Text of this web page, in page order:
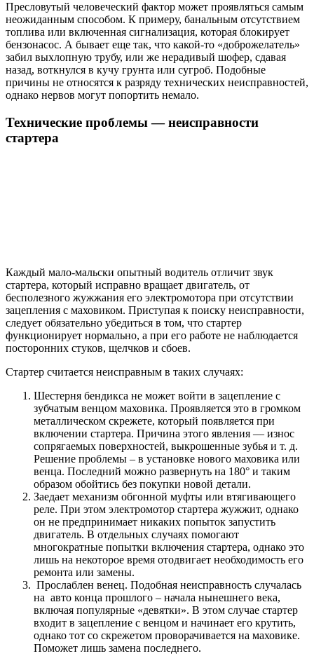
Пресловутый человеческий фактор может проявляться самым
неожиданным способом. К примеру, банальным отсутствием
топлива или включенная сигнализация, которая блокирует
бензонасос. А бывает еще так, что какой-то «доброжелатель»
забил выхлопную трубу, или же нерадивый шофер, сдавая
назад, воткнулся в кучу грунта или сугроб. Подобные
причины не относятся к разряду технических неисправностей,
однако нервов могут попортить немало.
Технические проблемы — неисправности
стартера
Каждый мало-мальски опытный водитель отличит звук
стартера, который исправно вращает двигатель, от
бесполезного жужжания его электромотора при отсутствии
зацепления с маховиком. Приступая к поиску неисправности,
следует обязательно убедиться в том, что стартер
функционирует нормально, а при его работе не наблюдается
посторонних стуков, щелчков и сбоев.
Стартер считается неисправным в таких случаях:
Шестерня бендикса не может войти в зацепление с
зубчатым венцом маховика. Проявляется это в громком
металлическом скрежете, который появляется при
включении стартера. Причина этого явления — износ
сопрягаемых поверхностей, выкрошенные зубья и т. д.
Решение проблемы – в установке нового маховика или
венца. Последний можно развернуть на 180° и таким
образом обойтись без покупки новой детали.
Заедает механизм обгонной муфты или втягивающего
реле. При этом электромотор стартера жужжит, однако
он не предпринимает никаких попыток запустить
двигатель. В отдельных случаях помогают
многократные попытки включения стартера, однако это
лишь на некоторое время отодвигает необходимость его
ремонта или замены.
Прослаблен венец. Подобная неисправность случалась
на авто конца прошлого – начала нынешнего века,
включая популярные «девятки». В этом случае стартер
входит в зацепление с венцом и начинает его крутить,
однако тот со скрежетом проворачивается на маховике.
Поможет лишь замена последнего.